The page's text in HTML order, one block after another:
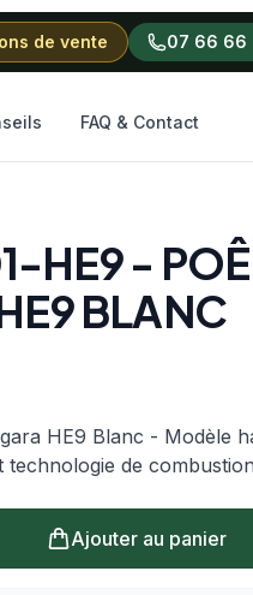
de vente 07 66 66
FAQ & Contact
HE9 -
BLANC
HE9 Blanc - Modèle
de
Ajouter au panier